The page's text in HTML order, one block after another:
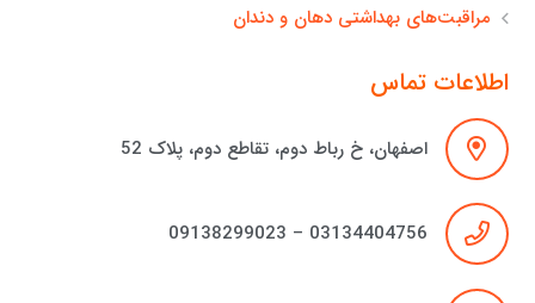
مراقبت‌های بهداشتی دهان و دندان
اطلاعات تماس
اصفهان، خ رباط دوم، تقاطع دوم، پلاک 52
03134404756 – 09138299023